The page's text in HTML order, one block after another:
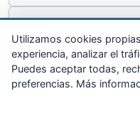
Utilizamos cookies
experiencia, analizar el
Puedes aceptar todas,
preferencias. Más